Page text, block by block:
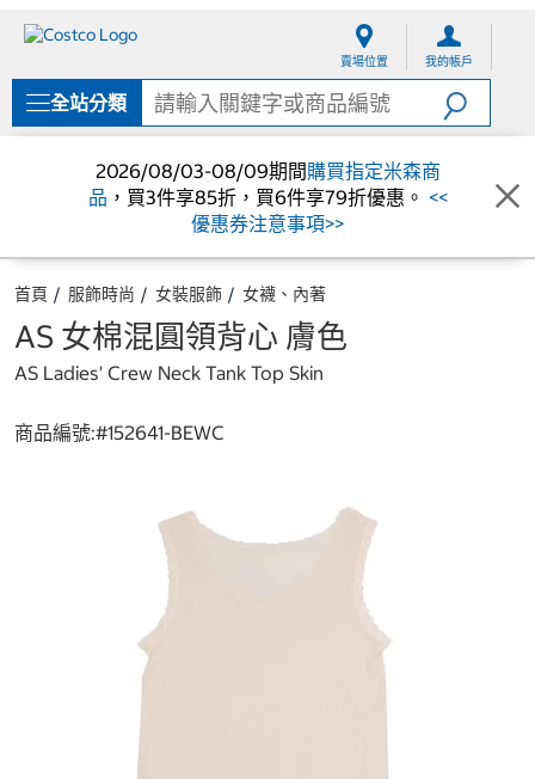
單
賣場位置 我的帳戶
全站分類
2026/08/03-08/09期間購買指定米森商
品 ，買3件享85折，買6件享79折優惠。 <<
優惠券注意事項>>
首頁 服飾時尚 女裝服飾 女襪、內著
AS 女棉混圓領背心 膚色
AS Ladies' Crew Neck Tank Top Skin
商品編號:#152641-BEWC